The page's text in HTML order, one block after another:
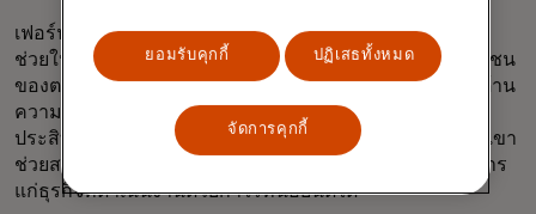
เฟอร์นันเดซกล่าวว่า “ความสัมพันธ์อันแน่นแฟ้นในท้องถิ่น
ช่วยให้พวกเขาสามารถปรับแต่งโซลูชันให้เหมาะสมกับชุมชน
ของตน ช่วยให้การใช้งานระบบชำระเงินดิจิทัล ทรัพยากรด้าน
ความปลอดภัยทางไซเบอร์ และโซลูชันเทคโนโลยีอื่นๆ มี
ประสิทธิภาพมากยิ่งขึ้น” “แนวทางที่มุ่งเน้นชุมชนของพวกเขา
ช่วยสร้างความไว้วางใจและทำให้พวกเขาสามารถให้บริการ
แก่ธุรกิจที่ดำเนินงานด้วยกำไรที่น้อยนิดได้”
ยอมรับคุกกี้ ปฏิเสธทั้งหมด
จัดการคุกกี้